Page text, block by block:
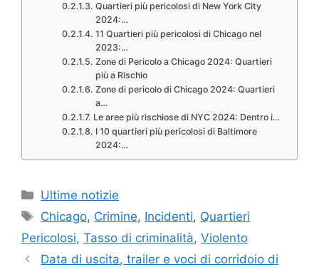
Quartieri più pericolosi di New York City
2024:…
11 Quartieri più pericolosi di Chicago nel
2023:…
Zone di Pericolo a Chicago 2024: Quartieri
più a Rischio
Zone di pericolo di Chicago 2024: Quartieri
a…
Le aree più rischiose di NYC 2024: Dentro i…
I 10 quartieri più pericolosi di Baltimore
2024:…
Categories
Ultime notizie
Tags
Chicago, Crimine, Incidenti, Quartieri
Pericolosi, Tasso di criminalità, Violento
Data di uscita, trailer e voci di corridoio di